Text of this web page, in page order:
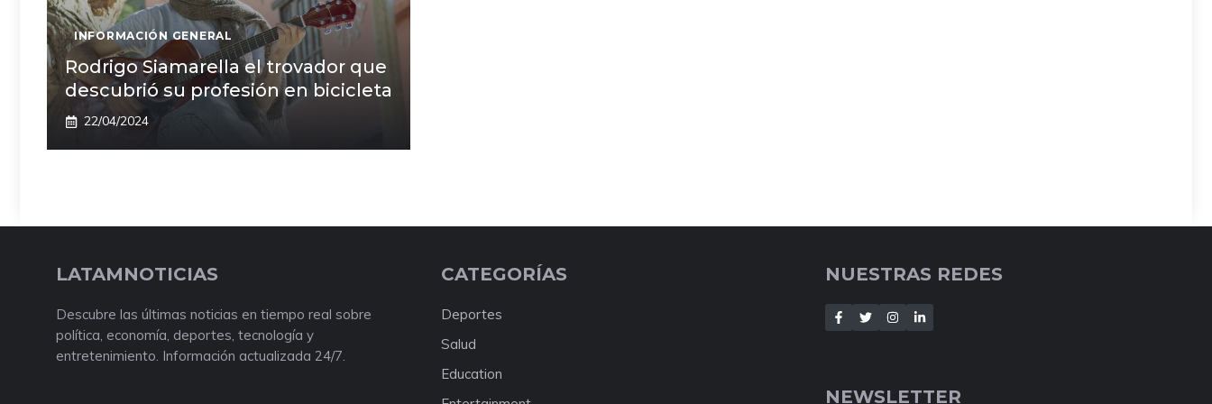
INFORMACIÓN GENERAL
Rodrigo Siamarella el trovador que
descubrió su profesión en bicicleta
22/04/2024
LATAMNOTICIAS
Descubre las últimas noticias en tiempo real sobre
política, economía, deportes, tecnología y
entretenimiento. Información actualizada 24/7.
CATEGORÍAS
Deportes
Salud
Education
NUESTRAS REDES
NEWSLETTER